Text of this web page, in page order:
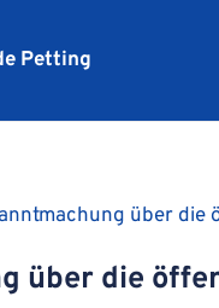
Petting
über die
über die